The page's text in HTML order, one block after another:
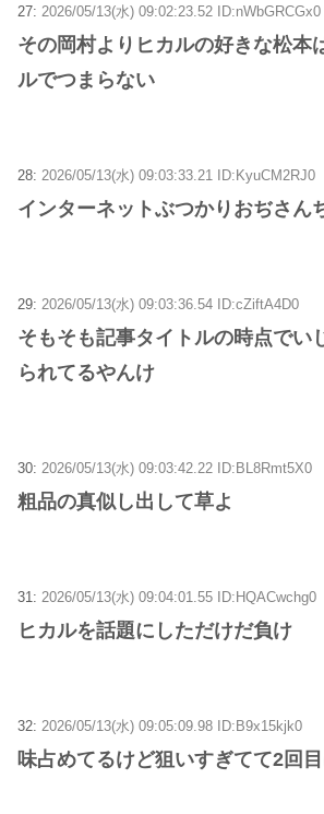
27: 2026/05/13(水) 09:02:23.52 ID:nWbGRCGx0
その岡村よりヒカルの好きな松本
ルでつまらない
28: 2026/05/13(水) 09:03:33.21 ID:KyuCM2RJ0
インターネットぶつかりおぢさん
29: 2026/05/13(水) 09:03:36.54 ID:cZiftA4D0
そもそも記事タイトルの時点でい
られてるやんけ
30: 2026/05/13(水) 09:03:42.22 ID:BL8Rmt5X0
粗品の真似し出して草よ
31: 2026/05/13(水) 09:04:01.55 ID:HQACwchg0
ヒカルを話題にしただけだ負け
32: 2026/05/13(水) 09:05:09.98 ID:B9x15kjk0
味占めてるけど狙いすぎてて2回